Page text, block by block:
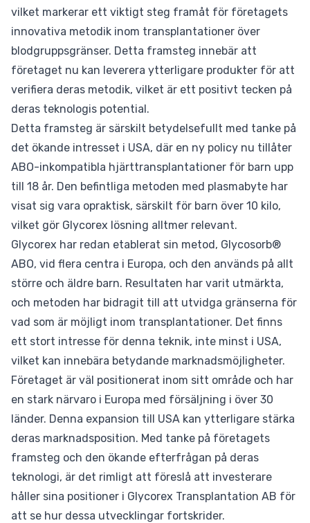
vilket markerar ett viktigt steg framåt för företagets
innovativa metodik inom transplantationer över
blodgruppsgränser. Detta framsteg innebär att
företaget nu kan leverera ytterligare produkter för att
verifiera deras metodik, vilket är ett positivt tecken på
deras teknologis potential.
Detta framsteg är särskilt betydelsefullt med tanke på
det ökande intresset i USA, där en ny policy nu tillåter
ABO-inkompatibla hjärttransplantationer för barn upp
till 18 år. Den befintliga metoden med plasmabyte har
visat sig vara opraktisk, särskilt för barn över 10 kilo,
vilket gör Glycorex lösning alltmer relevant.
Glycorex har redan etablerat sin metod, Glycosorb®
ABO, vid flera centra i Europa, och den används på allt
större och äldre barn. Resultaten har varit utmärkta,
och metoden har bidragit till att utvidga gränserna för
vad som är möjligt inom transplantationer. Det finns
ett stort intresse för denna teknik, inte minst i USA,
vilket kan innebära betydande marknadsmöjligheter.
Företaget är väl positionerat inom sitt område och har
en stark närvaro i Europa med försäljning i över 30
länder. Denna expansion till USA kan ytterligare stärka
deras marknadsposition. Med tanke på företagets
framsteg och den ökande efterfrågan på deras
teknologi, är det rimligt att föreslå att investerare
håller sina positioner i Glycorex Transplantation AB för
att se hur dessa utvecklingar fortskrider.